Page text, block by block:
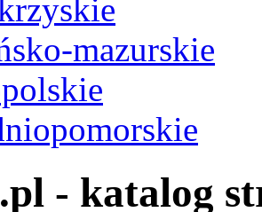
mazurskie
- katalog